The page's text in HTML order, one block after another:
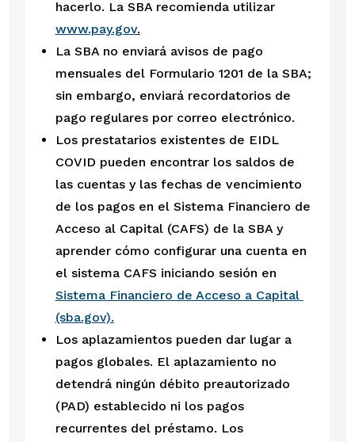
hacerlo. La SBA recomienda utilizar
www.pay.gov.
La SBA no enviará avisos de pago
mensuales del Formulario 1201 de la SBA;
sin embargo, enviará recordatorios de
pago regulares por correo electrónico.
Los prestatarios existentes de EIDL
COVID pueden encontrar los saldos de
las cuentas y las fechas de vencimiento
de los pagos en el Sistema Financiero de
Acceso al Capital (CAFS) de la SBA y
aprender cómo configurar una cuenta en
Sistema Financiero de Acceso a Capital
(sba.gov).
Los aplazamientos pueden dar lugar a
pagos globales. El aplazamiento no
detendrá ningún débito preautorizado
(PAD) establecido ni los pagos
recurrentes del préstamo. Los